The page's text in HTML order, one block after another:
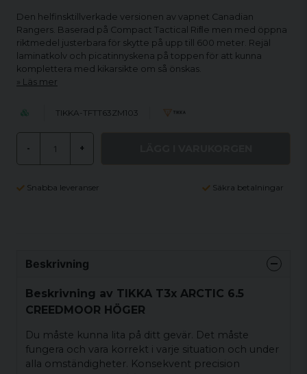
Den helfinsktillverkade versionen av vapnet Canadian
Rangers. Baserad på Compact Tactical Riﬂe men med öppna
riktmedel justerbara för skytte på upp till 600 meter. Rejäl
laminatkolv och picatinnyskena på toppen för att kunna
komplettera med kikarsikte om så önskas.
Läs mer
TIKKA-TFTT63ZM103
- +
Snabba leveranser Säkra betalningar
Beskrivning
Beskrivning av TIKKA T3x ARCTIC 6.5
CREEDMOOR HÖGER
Du måste kunna lita på ditt gevär. Det måste
fungera och vara korrekt i varje situation och under
alla omständigheter. Konsekvent precision